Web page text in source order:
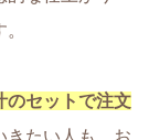
のセットで注文
きたい人も、お